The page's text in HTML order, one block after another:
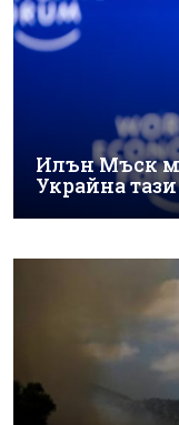
Илън Мъск
Украйна